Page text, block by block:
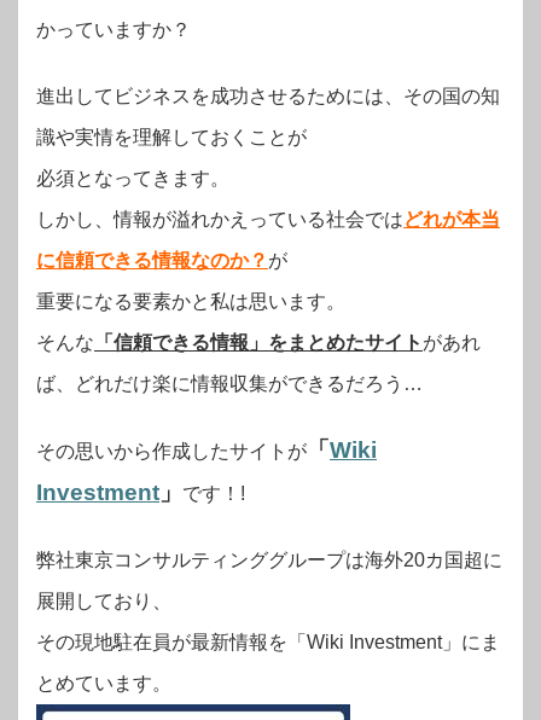
かっていますか？
進出してビジネスを成功させるためには、その国の知
識や実情を理解しておくことが
必須となってきます。
しかし、情報が溢れかえっている社会ではどれが本当
に信頼できる情報なのか？ が
重要になる要素かと私は思います。
そんな 「信頼できる情報」をまとめたサイト があれ
ば、どれだけ楽に情報収集ができるだろう…
その思いから作成したサイトが 「 Wiki
Investment 」 です！!
弊社東京コンサルティンググループは海外20カ国超に
展開しており、
その現地駐在員が最新情報を「Wiki Investment」にま
とめています。